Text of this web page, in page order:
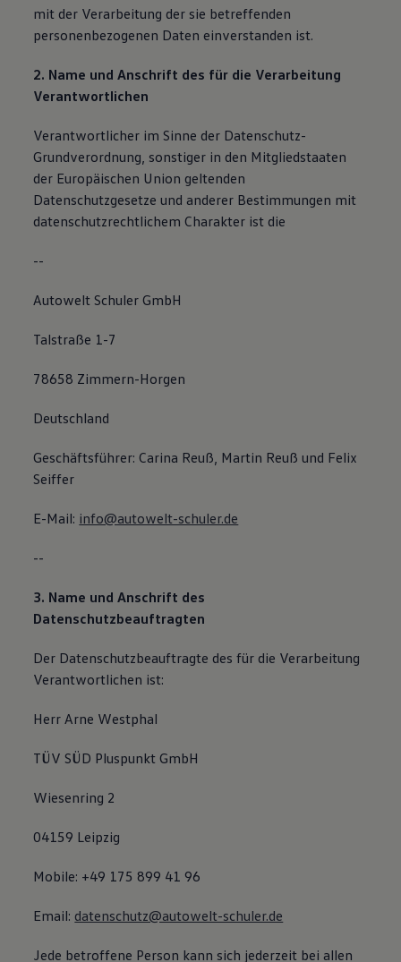
mit der Verarbeitung der sie betreffenden
personenbezogenen Daten einverstanden ist.
2. Name und Anschrift des für die Verarbeitung
Verantwortlichen
Verantwortlicher im Sinne der Datenschutz-
Grundverordnung, sonstiger in den Mitgliedstaaten
der Europäischen Union geltenden
Datenschutzgesetze und anderer Bestimmungen mit
datenschutzrechtlichem Charakter ist die
--
Autowelt Schuler GmbH
Talstraße 1-7
78658 Zimmern-Horgen
Deutschland
Geschäftsführer: Carina Reuß, Martin Reuß und Felix
Seiffer
E-Mail: info@autowelt-schuler.de
--
3. Name und Anschrift des
Datenschutzbeauftragten
Der Datenschutzbeauftragte des für die Verarbeitung
Verantwortlichen ist:
Herr Arne Westphal
TÜV SÜD Pluspunkt GmbH
Wiesenring 2
04159 Leipzig
Mobile: +49 175 899 41 96
Email: datenschutz@autowelt-schuler.de
Jede betroffene Person kann sich jederzeit bei allen